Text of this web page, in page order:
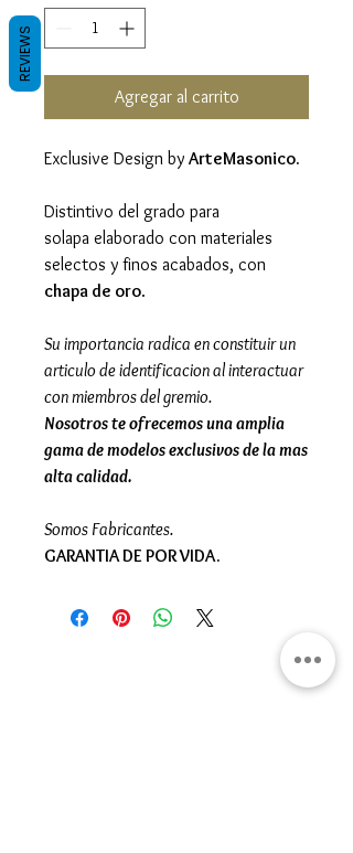
Agregar al carrito
Exclusive Design by ArteMasonico.
Distintivo del grado para
solapa elaborado con materiales
selectos y finos acabados, con
chapa de oro.
Su importancia radica en constituir un
articulo de identificacion al interactuar
con miembros del gremio.
Nosotros te ofrecemos una amplia
gama de modelos exclusivos de la mas
alta calidad.
Somos Fabricantes.
GARANTIA DE POR VIDA.
REVIEWS